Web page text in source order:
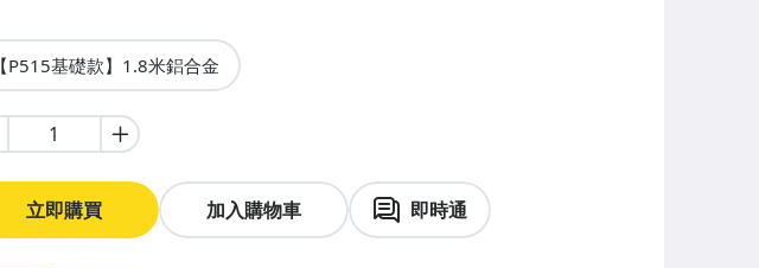
【P515基礎款】1.8米鋁合金
立即購買 加入購物車 即時通